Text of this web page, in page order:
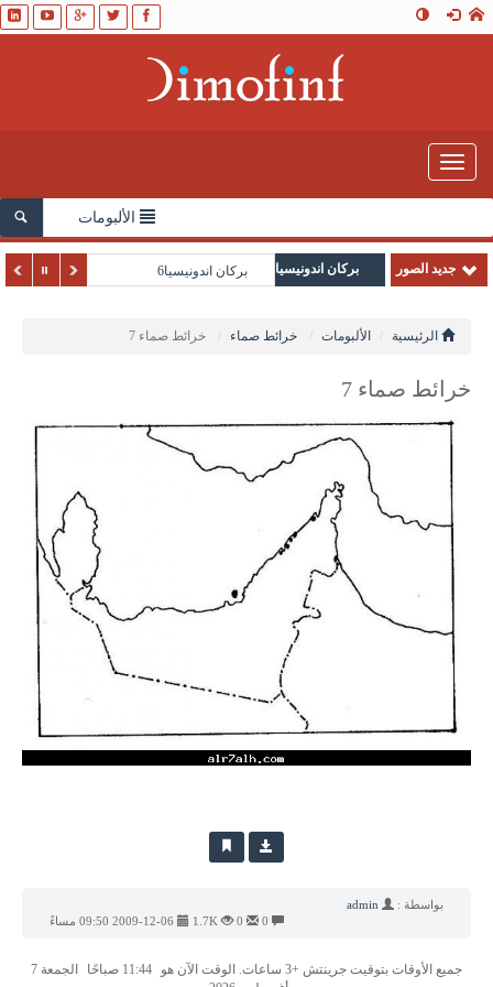
Toggle
navigation
الألبومات
جديد الصور بركان اندونيسيا بركان اندونيسيا6
الرئيسية الألبومات خرائط صماء خرائط صماء 7
خرائط صماء 7
بواسطة :
admin
1.7K
جميع الأوقات بتوقيت جرينتش +3 ساعات. الوقت الآن هو 11:44 صباحًا
الجمعة 7